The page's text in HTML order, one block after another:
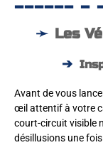
Les
Avant de vous
œil attentif à votre
court-circuit visible
désillusions une